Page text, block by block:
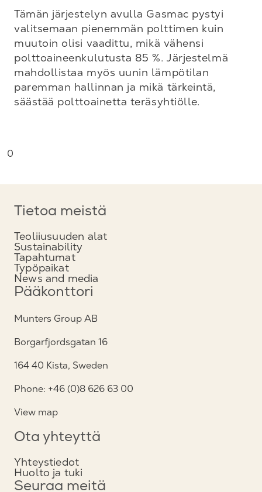
Tämän järjestelyn avulla Gasmac pystyi
valitsemaan pienemmän polttimen kuin
muutoin olisi vaadittu, mikä vähensi
polttoaineenkulutusta 85 %. Järjestelmä
mahdollistaa myös uunin lämpötilan
paremman hallinnan ja mikä tärkeintä,
säästää polttoainetta teräsyhtiölle.
0
Tietoa meistä
Teoliiusuuden alat
Sustainability
Tapahtumat
Typöpaikat
News and media
Pääkonttori
Munters Group AB
Borgarfjordsgatan 16
164 40 Kista, Sweden
Phone: +46 (0)8 626 63 00
View map
Ota yhteyttä
Yhteystiedot
Huolto ja tuki
Seuraa meitä